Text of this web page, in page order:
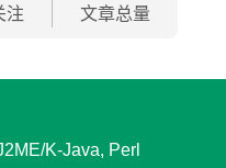
注 文章总量
K-Java, Perl